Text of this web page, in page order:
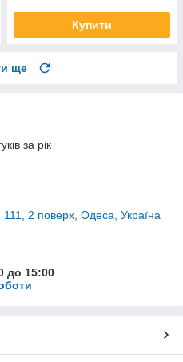
Купити
ще
за рік
2 поверх, Одеса, Україна
до 15:00